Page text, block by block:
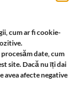
cum ar fi cookie-
date, cum
site. Dacă nu îți dai
afecte negative